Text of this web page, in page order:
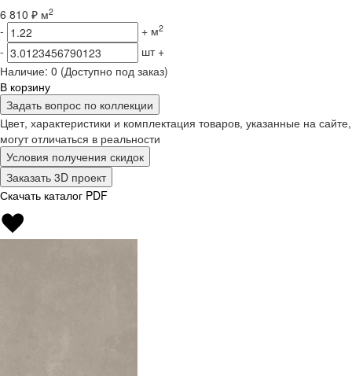
6 810 ₽ м2
- + м2
- шт +
Наличие: 0 (Доступно под заказ)
В корзину
Задать вопрос по коллекции
Цвет, характеристики и комплектация товаров, указанные на сайте,
могут отличаться в реальности
Условия получения скидок
Заказать 3D проект
Скачать каталог PDF